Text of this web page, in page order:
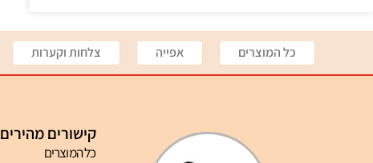
כל המוצרים אפייה צלחות וקערות
קישורים מהירים
כל המוצרים